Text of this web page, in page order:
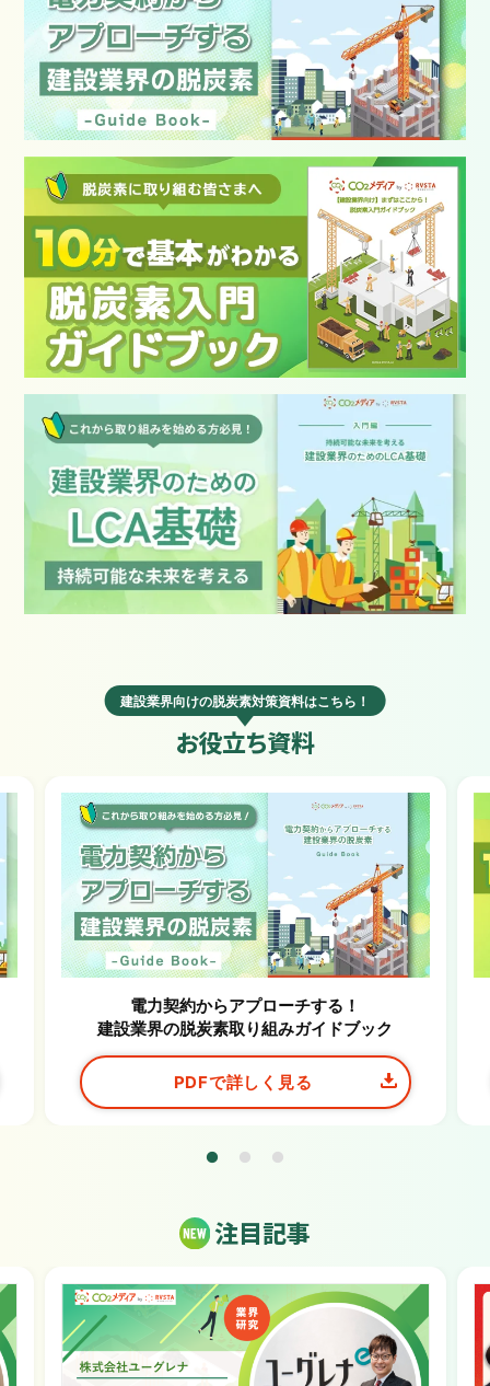
建設業界向けの脱炭素対策資料はこちら！
お役立ち資料
電力契約からアプローチする！
建設業界の脱炭素取り組みガイドブック
PDFで詳しく見る
注目記事